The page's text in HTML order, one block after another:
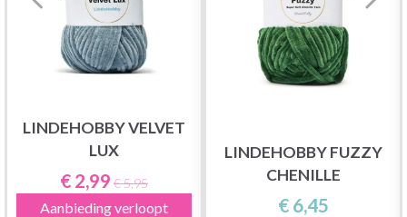
LINDEHOBBY VELVET
LUX
€ 2,99 € 5,95
Aanbieding verloopt
LINDEHOBBY FUZZY
CHENILLE
€ 6,45